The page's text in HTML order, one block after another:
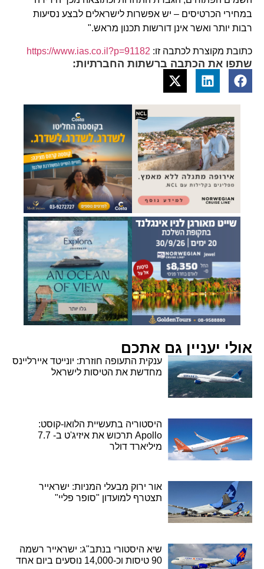
במחירי הכרטיסים – יש אפשרות לישראלים לבצע נסיעות
רבות יותר ואשר אינן דורשות תכנון מראש."
כתובת מקוצרת לכתבה זו: https://www.ias.co.il?p=91182
שתפו את הכתבה ברשתות החברתיות:
אולי יעניין גם אתכם
ענקית התעופה חוזרת: יונייטד איירליינס
מחדשת את הטיסות לישראל
היסטוריה בתעשיית הלואו-קוסט:
Apollo תרכוש את איזיג'ט ב- 7.7
מיליארד דולר
אור ירוק מבעלי המניות: ישראייר
תצטרף למועדון "סופר פליי"
שיא היסטורי בנתב"ג: ישראייר רשמה
90 טיסות וכ-14,000 נוסעים ביום אחד